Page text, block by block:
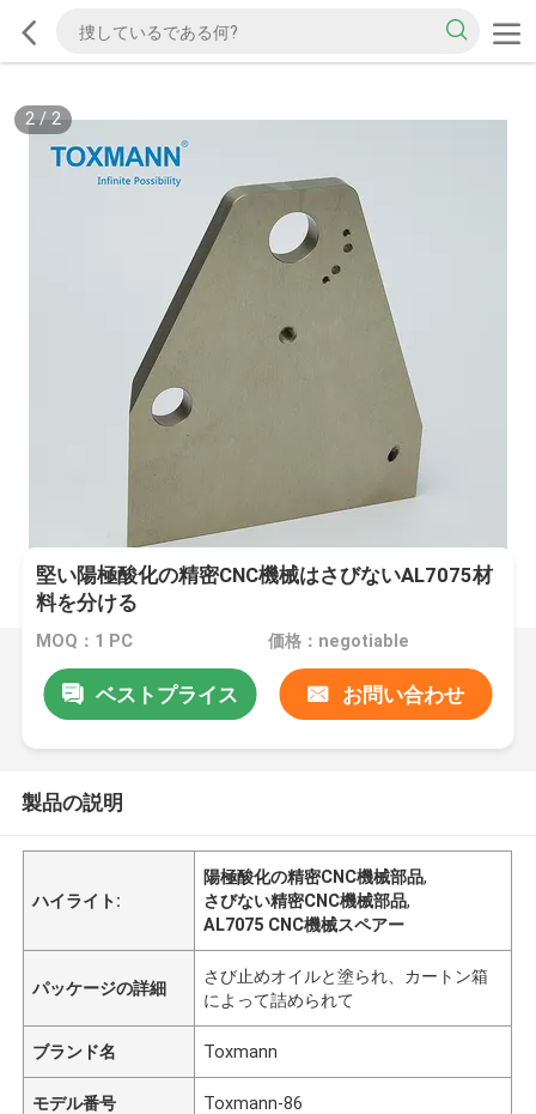
2/ 2
堅い陽極酸化の精密CNC機械はさびないAL7075材
料を分ける
MOQ：1 PC 価格：negotiable
ベストプライス お問い合わせ
製品の説明
ハイライト:
陽極酸化の精密CNC機械部品,
さびない精密CNC機械部品,
AL7075 CNC機械スペアー
パッケージの詳細
さび止めオイルと塗られ、カートン箱
によって詰められて
ブランド名 Toxmann
モデル番号 Toxmann-86